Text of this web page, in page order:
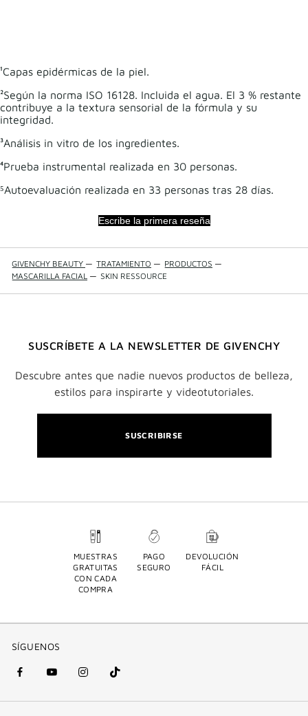
¹Capas epidérmicas de la piel.
²Según la norma ISO 16128. Incluida el agua. El 3 % restante
contribuye a la textura sensorial de la fórmula y su
integridad.
³Análisis in vitro de los ingredientes.
⁴Prueba instrumental realizada en 30 personas.
⁵Autoevaluación realizada en 33 personas tras 28 días.
Escribe la primera reseña
GIVENCHY BEAUTY — TRATAMIENTO — PRODUCTOS —
MASCARILLA FACIAL — SKIN RESSOURCE
SUSCRÍBETE A LA NEWSLETTER DE GIVENCHY
Descubre antes que nadie nuevos productos de belleza,
estilos para inspirarte y videotutoriales.
SUSCRIBIRSE
MUESTRAS
GRATUITAS
CON CADA
COMPRA
PAGO
SEGURO
DEVOLUCIÓN
FÁCIL
SÍGUENOS
Facebook
(nueva
YouTube
(nueva
Instagram
(nueva
Tik
Tok